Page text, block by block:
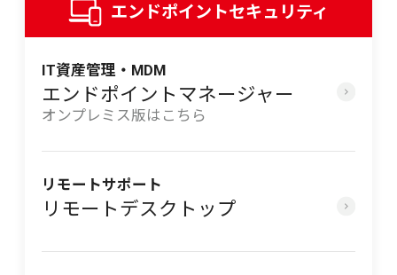
エンドポイントセキュリティ
IT資産管理・MDM
エンドポイントマネージャー
オンプレミス版はこちら
リモートサポート
リモートデスクトップ